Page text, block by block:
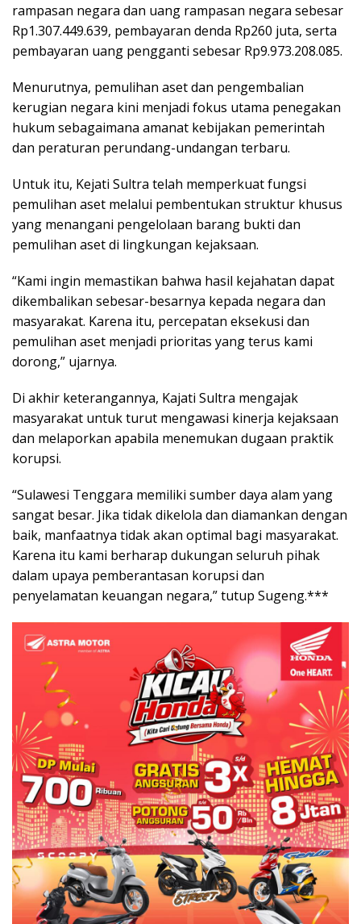
rampasan negara dan uang rampasan negara sebesar
Rp1.307.449.639, pembayaran denda Rp260 juta, serta
pembayaran uang pengganti sebesar Rp9.973.208.085.
Menurutnya, pemulihan aset dan pengembalian
kerugian negara kini menjadi fokus utama penegakan
hukum sebagaimana amanat kebijakan pemerintah
dan peraturan perundang-undangan terbaru.
Untuk itu, Kejati Sultra telah memperkuat fungsi
pemulihan aset melalui pembentukan struktur khusus
yang menangani pengelolaan barang bukti dan
pemulihan aset di lingkungan kejaksaan.
“Kami ingin memastikan bahwa hasil kejahatan dapat
dikembalikan sebesar-besarnya kepada negara dan
masyarakat. Karena itu, percepatan eksekusi dan
pemulihan aset menjadi prioritas yang terus kami
dorong,” ujarnya.
Di akhir keterangannya, Kajati Sultra mengajak
masyarakat untuk turut mengawasi kinerja kejaksaan
dan melaporkan apabila menemukan dugaan praktik
korupsi.
“Sulawesi Tenggara memiliki sumber daya alam yang
sangat besar. Jika tidak dikelola dan diamankan dengan
baik, manfaatnya tidak akan optimal bagi masyarakat.
Karena itu kami berharap dukungan seluruh pihak
dalam upaya pemberantasan korupsi dan
penyelamatan keuangan negara,” tutup Sugeng.***